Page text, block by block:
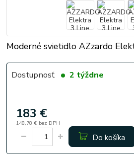
Moderné svietidlo AZzardo
Dostupnosť 2 týždne
183 €
148,78 € bez DPH
Do košíka